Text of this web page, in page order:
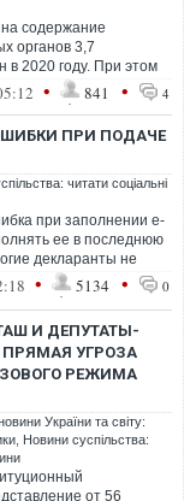
содержание
органов 3,7
в 2020 году. При этом
от работы
в...
• 841 • 4
ПРИ ПОДАЧЕ
читати соціальні
при заполнении е-
ее в последнюю
декларанты не
сил и объема работы
• 5134 • 0
И ДЕПУТАТЫ-
УГРОЗА
РЕЖИМА
України та світу:
Новини суспільства:
от 56